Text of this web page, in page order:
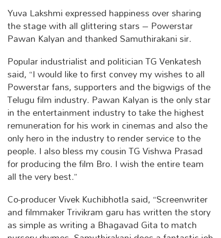
Yuva Lakshmi expressed happiness over sharing
the stage with all glittering stars – Powerstar
Pawan Kalyan and thanked Samuthirakani sir.
Popular industrialist and politician TG Venkatesh
said, “I would like to first convey my wishes to all
Powerstar fans, supporters and the bigwigs of the
Telugu film industry. Pawan Kalyan is the only star
in the entertainment industry to take the highest
remuneration for his work in cinemas and also the
only hero in the industry to render service to the
people. I also bless my cousin TG Vishwa Prasad
for producing the film Bro. I wish the entire team
all the very best.”
Co-producer Vivek Kuchibhotla said, “Screenwriter
and filmmaker Trivikram garu has written the story
as simple as writing a Bhagavad Gita to match